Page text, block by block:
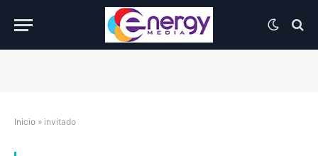
Inicio » invitado